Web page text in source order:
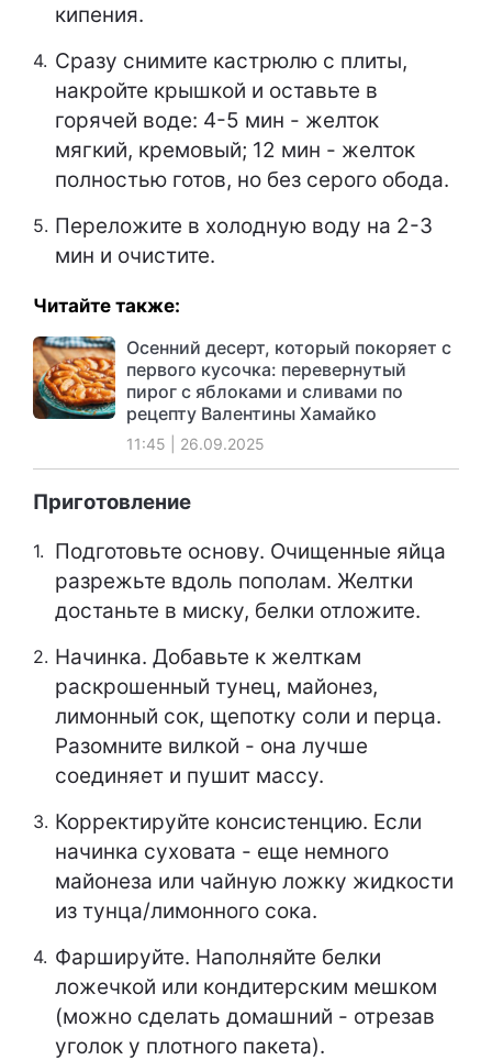
кипения.
Сразу снимите кастрюлю с плиты,
накройте крышкой и оставьте в
горячей воде: 4-5 мин - желток
мягкий, кремовый; 12 мин - желток
полностью готов, но без серого обода.
Переложите в холодную воду на 2-3
мин и очистите.
Читайте также:
Осенний десерт, который покоряет с
первого кусочка: перевернутый
пирог с яблоками и сливами по
рецепту Валентины Хамайко
11:45 | 26.09.2025
Приготовление
Подготовьте основу. Очищенные яйца
разрежьте вдоль пополам. Желтки
достаньте в миску, белки отложите.
Начинка. Добавьте к желткам
раскрошенный тунец, майонез,
лимонный сок, щепотку соли и перца.
Разомните вилкой - она лучше
соединяет и пушит массу.
Корректируйте консистенцию. Если
начинка суховата - еще немного
майонеза или чайную ложку жидкости
из тунца/лимонного сока.
Фаршируйте. Наполняйте белки
ложечкой или кондитерским мешком
(можно сделать домашний - отрезав
уголок у плотного пакета).